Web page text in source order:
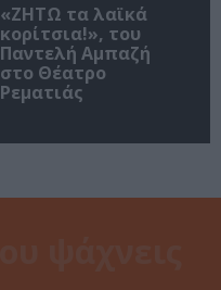
«ΖΗΤΩ τα λαϊκά
κορίτσια!», του
Παντελή Αμπαζή
στο Θέατρο
Ρεματιάς